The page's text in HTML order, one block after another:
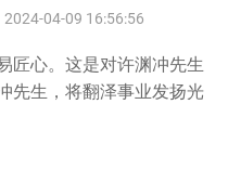
04-09 16:56:56
匠心。这是对许渊冲先生
先生，将翻泽事业发扬光